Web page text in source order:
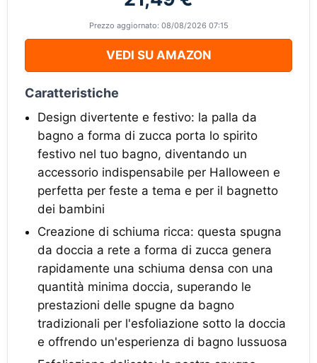
Prezzo aggiornato: 08/08/2026 07:15
VEDI SU AMAZON
Caratteristiche
Design divertente e festivo: la palla da
bagno a forma di zucca porta lo spirito
festivo nel tuo bagno, diventando un
accessorio indispensabile per Halloween e
perfetta per feste a tema e per il bagnetto
dei bambini
Creazione di schiuma ricca: questa spugna
da doccia a rete a forma di zucca genera
rapidamente una schiuma densa con una
quantità minima doccia, superando le
prestazioni delle spugne da bagno
tradizionali per l'esfoliazione sotto la doccia
e offrendo un'esperienza di bagno lussuosa